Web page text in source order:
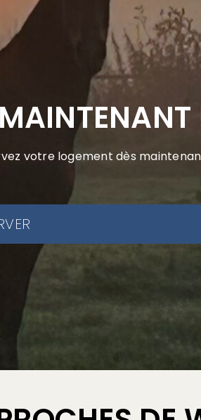
votre logement dès